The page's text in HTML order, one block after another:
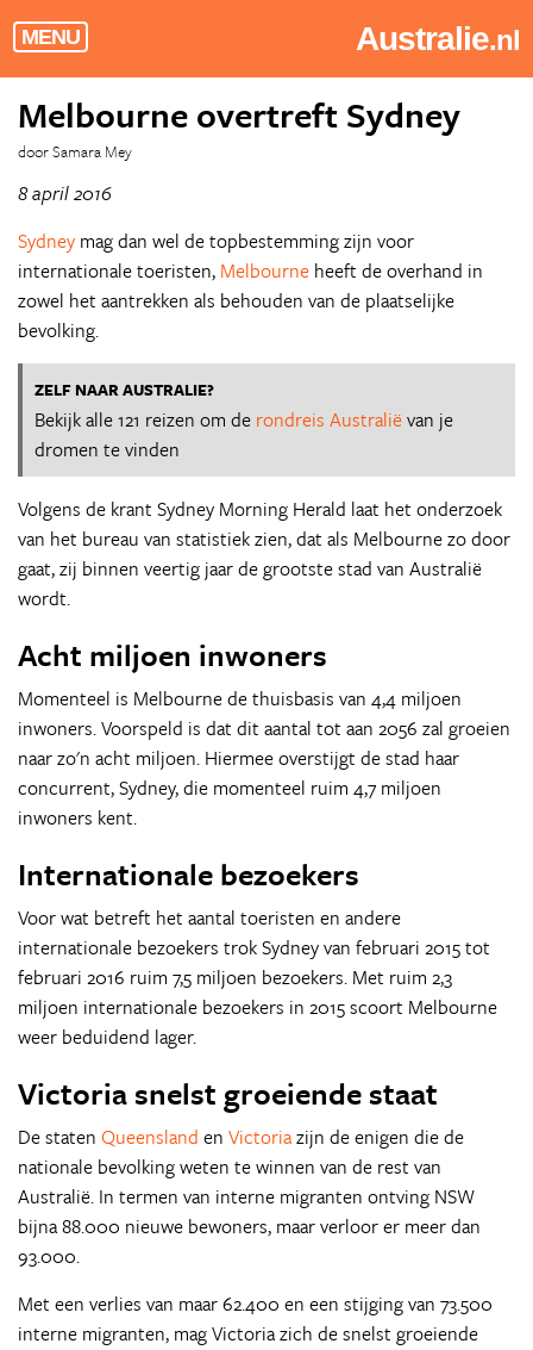
MENU Australie.nl
Melbourne overtreft Sydney
door Samara Mey
8 april 2016
Sydney mag dan wel de topbestemming zijn voor
internationale toeristen, Melbourne heeft de overhand in
zowel het aantrekken als behouden van de plaatselijke
bevolking.
ZELF NAAR AUSTRALIE?
Bekijk alle 121 reizen om de rondreis Australiëvan je
dromen te vinden
Volgens de krant Sydney Morning Herald laat het onderzoek
van het bureau van statistiek zien, dat als Melbourne zo door
gaat, zij binnen veertig jaar de grootste stad van Australië
wordt.
Acht miljoen inwoners
Momenteel is Melbourne de thuisbasis van 4,4 miljoen
inwoners. Voorspeld is dat dit aantal tot aan 2056 zal groeien
naar zo'n acht miljoen. Hiermee overstijgt de stad haar
concurrent, Sydney, die momenteel ruim 4,7 miljoen
inwoners kent.
Internationale bezoekers
Voor wat betreft het aantal toeristen en andere
internationale bezoekers trok Sydney van februari 2015 tot
februari 2016 ruim 7,5 miljoen bezoekers. Met ruim 2,3
miljoen internationale bezoekers in 2015 scoort Melbourne
weer beduidend lager.
Victoria snelst groeiende staat
De staten Queensland en Victoriazijn de enigen die de
nationale bevolking weten te winnen van de rest van
Australië. In termen van interne migranten ontving NSW
bijna 88.000 nieuwe bewoners, maar verloor er meer dan
93.000.
Met een verlies van maar 62.400 en een stijging van 73.500
interne migranten, mag Victoria zich de snelst groeiende